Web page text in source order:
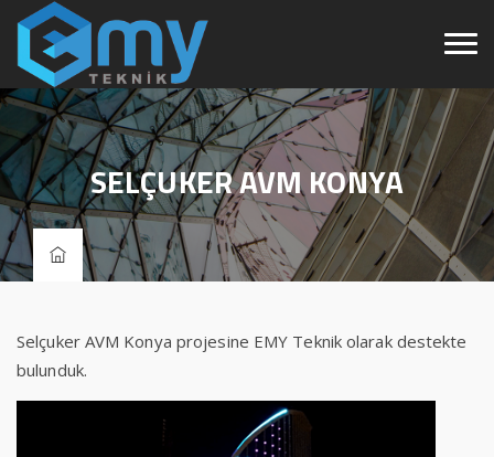
SELÇUKER AVM KONYA
Selçuker AVM Konya projesine EMY Teknik olarak destekte
bulunduk.